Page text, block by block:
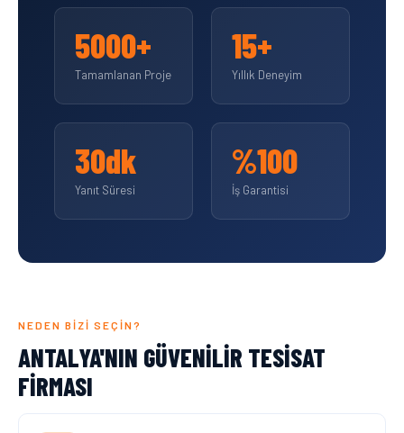
5000+
Tamamlanan Proje
15+
Yıllık Deneyim
30dk
Yanıt Süresi
%100
İş Garantisi
NEDEN BIZI SEÇIN?
ANTALYA'NIN GÜVENILIR TESISAT
FIRMASI